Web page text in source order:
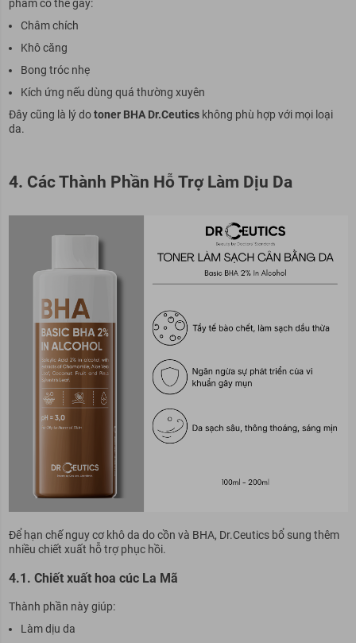
phẩm có thể gây:
Châm chích
Khô căng
Bong tróc nhẹ
Kích ứng nếu dùng quá thường xuyên
Đây cũng là lý dotoner BHA Dr.Ceuticskhông phù hợp với mọi loại
da.
4. Các Thành Phần Hỗ Trợ Làm Dịu Da
Để hạn chế nguy cơ khô da do cồn và BHA, Dr.Ceutics bổ sung thêm
nhiều chiết xuất hỗ trợ phục hồi.
4.1. Chiết xuất hoa cúc La Mã
Thành phần này giúp:
Làm dịu da